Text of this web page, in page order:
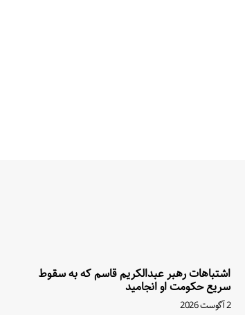
اشتباهات رهبر عبدالکریم قاسم که به سقوط
سریع حکومت او انجامید
2 آگوست 2026